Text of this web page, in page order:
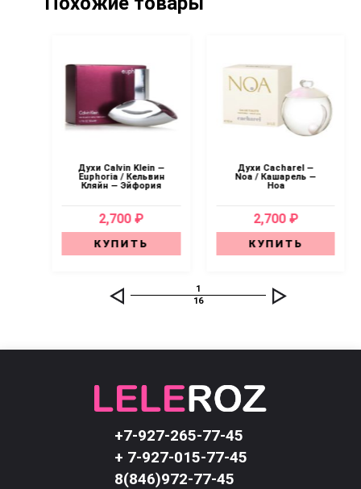
Духи Calvin Klein —
Euphoria / Кельвин
Кляйн — Эйфория
2,700 ₽
КУПИТЬ
Духи Cacharel —
Noa / Кашарель —
Ноа
2,700 ₽
КУПИТЬ
1
16
+7-927-265-77-45
+ 7-927-015-77-45
8(846)972-77-45